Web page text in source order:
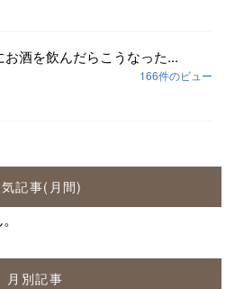
お酒を飲んだらこうなった...
166件のビュー
気記事(月間)
月別記事